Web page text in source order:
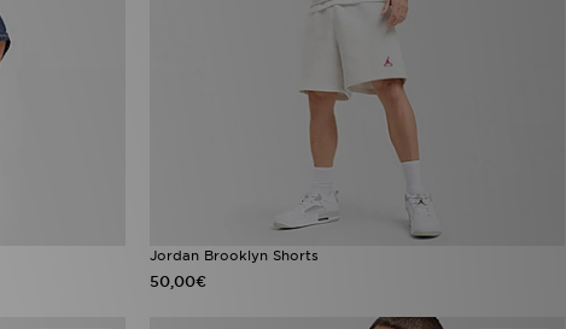
Jordan Brooklyn Shorts
50,00€